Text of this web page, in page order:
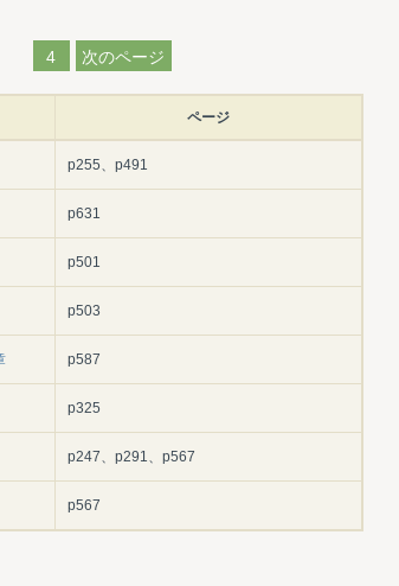
4 次のページ
ページ
p255、p491
p631
p501
p503
p587
p325
p247、p291、p567
p567